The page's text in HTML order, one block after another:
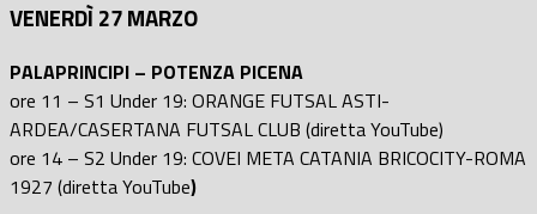
VENERDÌ 27 MARZO
PALAPRINCIPI – POTENZA PICENA
ore 11 – S1 Under 19: ORANGE FUTSAL ASTI-
ARDEA/CASERTANA FUTSAL CLUB (diretta YouTube)
ore 14 – S2 Under 19: COVEI META CATANIA BRICOCITY-ROMA
1927 (diretta YouTube)